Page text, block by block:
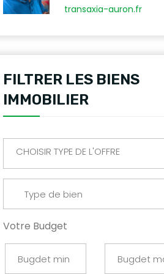
transaxia-auron.fr
FILTRER LES BIENS
IMMOBILIER
CHOISIR TYPE DE L'OFFRE
Type de bien
Votre Budget